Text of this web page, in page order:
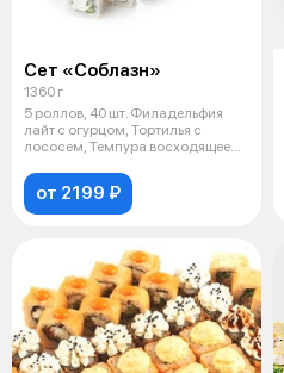
Сет «Соблазн»
1360 г
5 роллов, 40 шт. Филадельфия
лайт с огурцом, Тортилья с
лососем, Темпура восходящее
от 2199 ₽